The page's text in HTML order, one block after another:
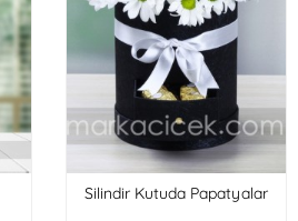
Silindir Kutuda Papatyalar